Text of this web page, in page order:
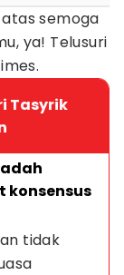
semoga
ya! Telusuri
Tasyrik
konsensus
tidak